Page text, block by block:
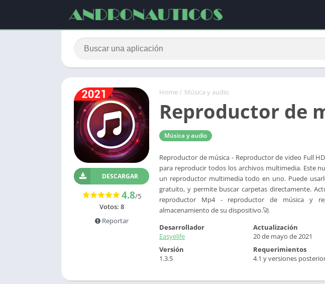
Home/ Música y audio
Reproductor de
Música y audio
Reproductor de música - Reproductor de video Full
para reproducir todos los archivos multimedia. Este
un reproductor multimedia todo en uno. Puede
gratuito, y permite buscar carpetas directamente.
reproductor Mp4 - reproductor de música y
almacenamiento de su dispositivo.🚀
DESCARGAR
4.8/5
Votos: 8
Reportar
Desarrollador
Easyelife
Actualización
20 de mayo de 2021
Versión
1.3.5
Requerimientos
4.1 y versiones